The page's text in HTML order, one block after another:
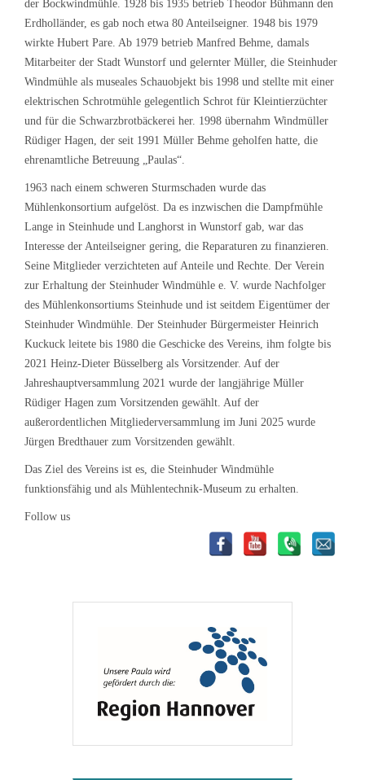
der Bockwindmühle. 1928 bis 1935 betrieb Theodor Bühmann den
Erdholländer, es gab noch etwa 80 Anteilseigner. 1948 bis 1979
wirkte Hubert Pare. Ab 1979 betrieb Manfred Behme, damals
Mitarbeiter der Stadt Wunstorf und gelernter Müller, die Steinhuder
Windmühle als museales Schauobjekt bis 1998 und stellte mit einer
elektrischen Schrotmühle gelegentlich Schrot für Kleintierzüchter
und für die Schwarzbrotbäckerei her. 1998 übernahm Windmüller
Rüdiger Hagen, der seit 1991 Müller Behme geholfen hatte, die
ehrenamtliche Betreuung „Paulas“.
1963 nach einem schweren Sturmschaden wurde das
Mühlenkonsortium aufgelöst. Da es inzwischen die Dampfmühle
Lange in Steinhude und Langhorst in Wunstorf gab, war das
Interesse der Anteilseigner gering, die Reparaturen zu finanzieren.
Seine Mitglieder verzichteten auf Anteile und Rechte. Der Verein
zur Erhaltung der Steinhuder Windmühle e. V. wurde Nachfolger
des Mühlenkonsortiums Steinhude und ist seitdem Eigentümer der
Steinhuder Windmühle. Der Steinhuder Bürgermeister Heinrich
Kuckuck leitete bis 1980 die Geschicke des Vereins, ihm folgte bis
2021 Heinz-Dieter Büsselberg als Vorsitzender. Auf der
Jahreshauptversammlung 2021 wurde der langjährige Müller
Rüdiger Hagen zum Vorsitzenden gewählt. Auf der
außerordentlichen Mitgliederversammlung im Juni 2025 wurde
Jürgen Bredthauer zum Vorsitzenden gewählt.
Das Ziel des Vereins ist es, die Steinhuder Windmühle
funktionsfähig und als Mühlentechnik-Museum zu erhalten.
Follow us